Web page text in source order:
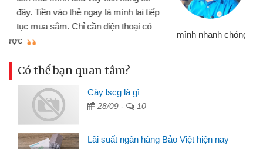
đến website qua bạn bè giới thiệu tôi
đã giải quyết được công việc của
Có thể bạn quan tâm?
Cày lscg là gì
28/09 - 10
Lãi suất ngân hàng Bảo Việt hiện nay